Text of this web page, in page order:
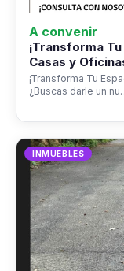
A convenir
¡Transforma
Casas y
¡Transforma Tu
¿Buscas darle un
INMUEBLES